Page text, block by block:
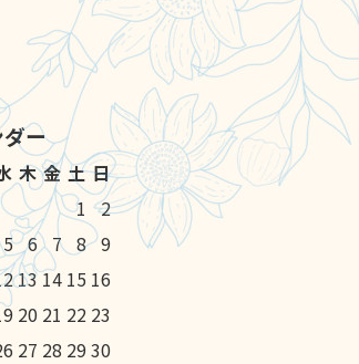
ー
木 金 土 日
1
2
5 6 7 8 9
1314 15 16
20 21 22 23
27 28 2930